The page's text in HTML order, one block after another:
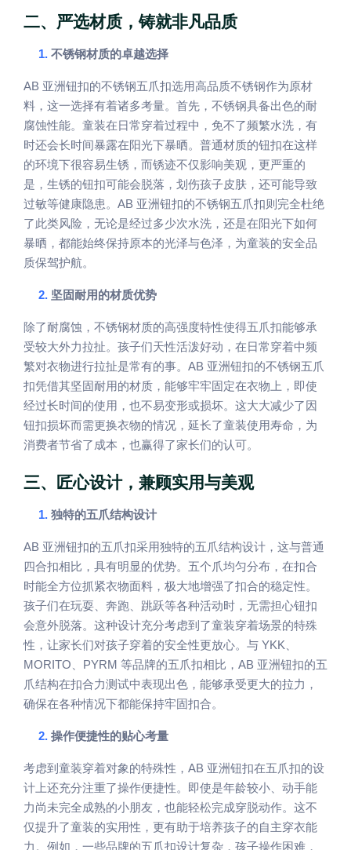
二、严选材质，铸就非凡品质
1. 不锈钢材质的卓越选择
AB 亚洲钮扣的不锈钢五爪扣选用高品质不锈钢作为原材
料，这一选择有着诸多考量。首先，不锈钢具备出色的耐
腐蚀性能。童装在日常穿着过程中，免不了频繁水洗，有
时还会长时间暴露在阳光下暴晒。普通材质的钮扣在这样
的环境下很容易生锈，而锈迹不仅影响美观，更严重的
是，生锈的钮扣可能会脱落，划伤孩子皮肤，还可能导致
过敏等健康隐患。 AB 亚洲钮扣的不锈钢五爪扣则完全杜绝
了此类风险，无论是经过多少次水洗，还是在阳光下如何
暴晒，都能始终保持原本的光泽与色泽，为童装的安全品
质保驾护航。
2. 坚固耐用的材质优势
除了耐腐蚀，不锈钢材质的高强度特性使得五爪扣能够承
受较大外力拉扯。孩子们天性活泼好动，在日常穿着中频
繁对衣物进行拉扯是常有的事。 AB 亚洲钮扣的不锈钢五爪
扣凭借其坚固耐用的材质，能够牢牢固定在衣物上，即使
经过长时间的使用，也不易变形或损坏。这大大减少了因
钮扣损坏而需更换衣物的情况，延长了童装使用寿命，为
消费者节省了成本，也赢得了家长们的认可。
三、匠心设计，兼顾实用与美观
1. 独特的五爪结构设计
AB 亚洲钮扣的五爪扣采用独特的五爪结构设计，这与普通
四合扣相比，具有明显的优势。五个爪均匀分布，在扣合
时能全方位抓紧衣物面料，极大地增强了扣合的稳定性。
孩子们在玩耍、奔跑、跳跃等各种活动时，无需担心钮扣
会意外脱落。这种设计充分考虑到了童装穿着场景的特殊
性，让家长们对孩子穿着的安全性更放心。与 YKK、
MORITO、 PYRM 等品牌的五爪扣相比， AB 亚洲钮扣的五
爪结构在扣合力测试中表现出色，能够承受更大的拉力，
确保在各种情况下都能保持牢固扣合。
2. 操作便捷性的贴心考量
考虑到童装穿着对象的特殊性， AB 亚洲钮扣在五爪扣的设
计上还充分注重了操作便捷性。即使是年龄较小、动手能
力尚未完全成熟的小朋友，也能轻松完成穿脱动作。这不
仅提升了童装的实用性，更有助于培养孩子的自主穿衣能
力。例如，一些品牌的五爪扣设计复杂，孩子操作困难，